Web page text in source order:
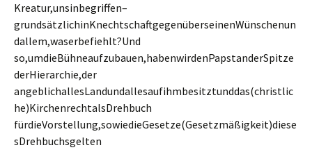
Kreatur,unsinbegriffen–
grundsätzlichinKnechtschaftgegenüberseinenWünschenun
dallem,waserbefiehlt?Und
so,umdieBühneaufzubauen,habenwirdenPapstanderSpitze
derHierarchie,der
angeblichallesLandundallesaufihmbesitztunddas(christlic
he)KirchenrechtalsDrehbuch
fürdieVorstellung,sowiedieGesetze(Gesetzmäßigkeit)diese
sDrehbuchsgelten